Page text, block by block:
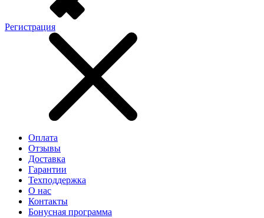
Регистрация
Оплата
Отзывы
Доставка
Гарантии
Техподдержка
О нас
Контакты
Бонусная программа